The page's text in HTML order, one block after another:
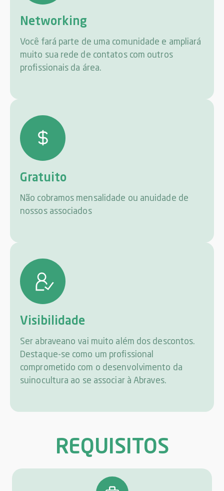
Networking
Você fará parte de uma comunidade e ampliará
muito sua rede de contatos com outros
profissionais da área.
Gratuito
Não cobramos mensalidade ou anuidade de
nossos associados
Visibilidade
Ser abraveano vai muito além dos descontos.
Destaque-se como um profissional
comprometido com o desenvolvimento da
suinocultura ao se associar à Abraves.
REQUISITOS